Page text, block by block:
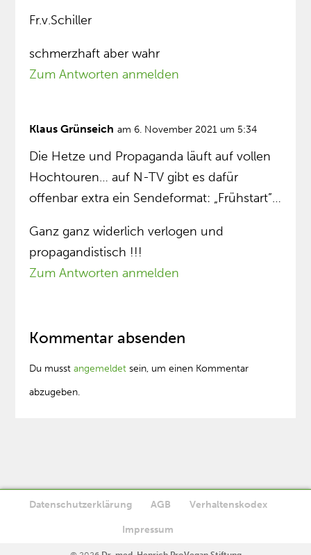
Fr.v.Schiller
schmerzhaft aber wahr
Zum Antworten anmelden
Klaus Grünseich am 6. November 2021 um 5:34
Die Hetze und Propaganda läuft auf vollen
Hochtouren… auf N-TV gibt es dafür
offenbar extra ein Sendeformat: „Frühstart”…
Ganz ganz widerlich verlogen und
propagandistisch !!!
Zum Antworten anmelden
Kommentar absenden
Du musstangemeldet sein, um einen Kommentar
abzugeben.
Datenschutzerklärung AGB Verhaltenskodex
Impressum